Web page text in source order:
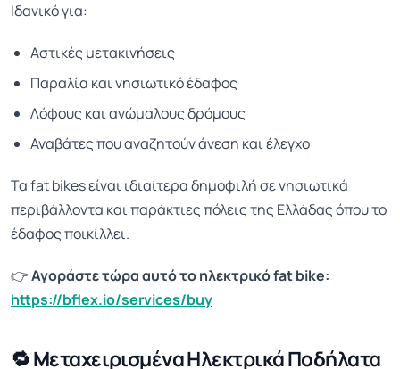
Ιδανικό για:
Αστικές μετακινήσεις
Παραλία και νησιωτικό έδαφος
Λόφους και ανώμαλους δρόμους
Αναβάτες που αναζητούν άνεση και έλεγχο
Τα fat bikes είναι ιδιαίτερα δημοφιλή σε νησιωτικά
περιβάλλοντα και παράκτιες πόλεις της Ελλάδας όπου το
έδαφος ποικίλλει.
👉Αγοράστε τώρα αυτό το ηλεκτρικό fat bike:
https://bflex.io/services/buy
🔁 Μεταχειρισμένα Ηλεκτρικά Ποδήλατα